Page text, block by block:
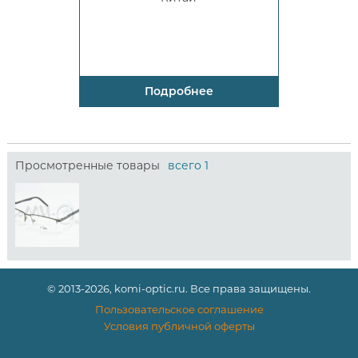
Подробнее
Просмотренные товары всего 1
© 2013-2026, komi-optic.ru. Все права защищены.
Пользовательское соглашение
Условия публичной оферты